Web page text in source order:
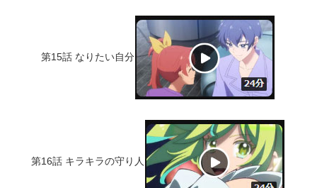
第15話 なりたい自分
第16話 キラキラの守り人